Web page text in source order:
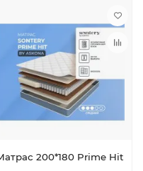
200*180 Prime Hit